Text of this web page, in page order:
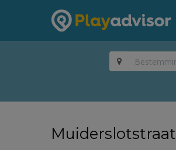
Muiderslotstraat